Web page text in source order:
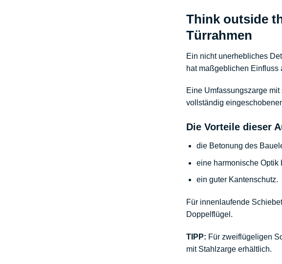
Think outside
Türrahmen
Ein nicht unerhebliches
hat maßgeblichen Einfluss
Eine Umfassungszarge
vollständig
Die Vorteile dieser
die Betonung des
eine harmonische Optik
ein guter Kantenschutz.
Für innenlaufende
Doppelflügel.
TIPP: Für zweiflügeligen
mit Stahlzarge erhältlich.